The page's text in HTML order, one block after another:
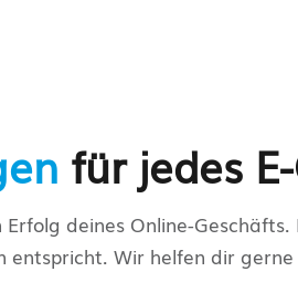
für jedes
deines Online-
Wir helfen dir